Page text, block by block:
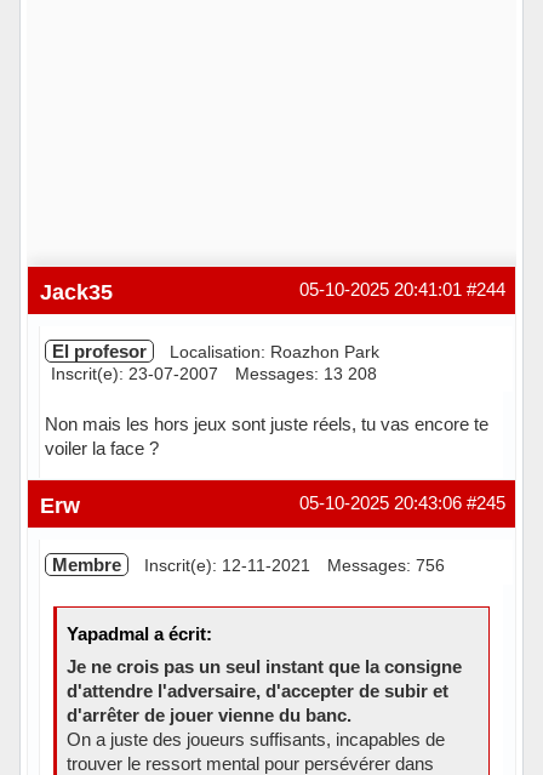
#244
05-10-2025 20:41:01
Jack35
El profesor
Localisation: Roazhon Park
Inscrit(e): 23-07-2007
Messages: 13 208
Non mais les hors jeux sont juste réels, tu vas encore te
voiler la face ?
Hors ligne #245
05-10-2025 20:43:06
Erw
Membre Inscrit(e): 12-11-2021 Messages: 756
Yapadmal a écrit:
Je ne crois pas un seul instant que la consigne
d'attendre l'adversaire, d'accepter de subir et
d'arrêter de jouer vienne du banc.
On a juste des joueurs suffisants, incapables de
trouver le ressort mental pour persévérer dans